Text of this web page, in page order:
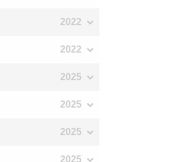
2022
2022
2025
2025
2025
2025